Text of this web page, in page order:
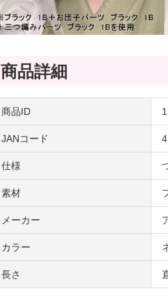
商品詳細
商品ID
JANコード
仕様
素材
メーカー
カラー
長さ